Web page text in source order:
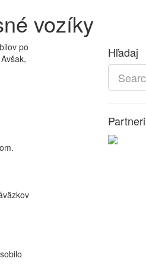
vozíky
po
Hľadaj
Partneri